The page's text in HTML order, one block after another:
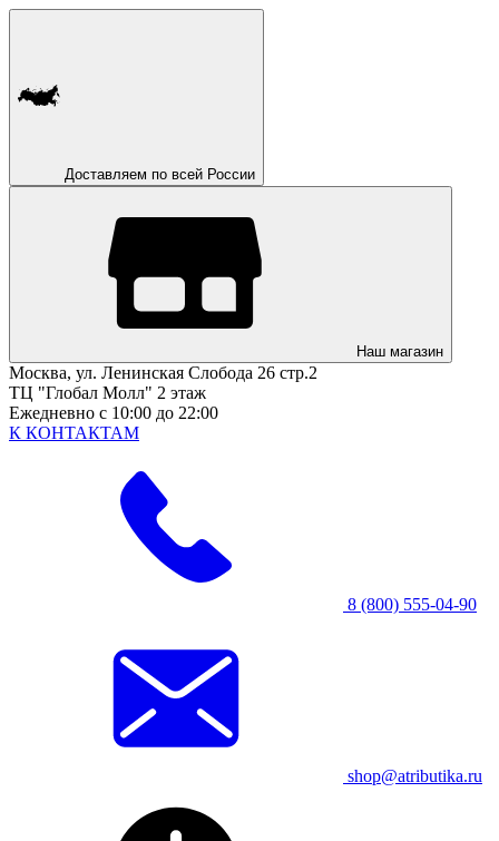
Доставляем по всей России
Наш магазин
Москва, ул. Ленинская Слобода 26 стр.2
ТЦ "Глобал Молл" 2 этаж
Ежедневно с 10:00 до 22:00
К КОНТАКТАМ
8 (800) 555-04-90
shop@atributika.ru